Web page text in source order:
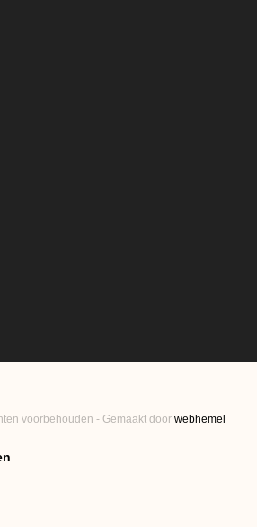
voorbehouden - Gemaakt doorwebhemel